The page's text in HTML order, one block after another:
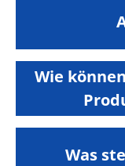
Wie
Was